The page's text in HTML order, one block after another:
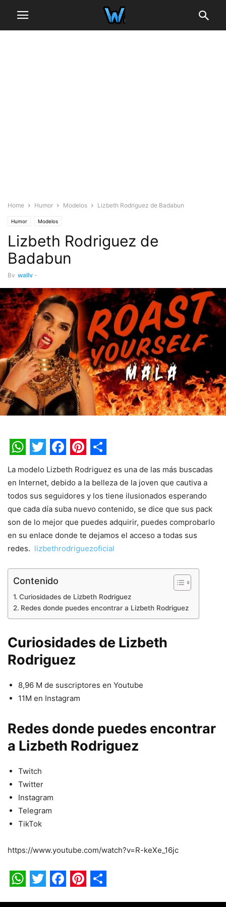
Home Humor Modelos Lizbeth Rodriguez de Badabun
Humor Modelos
Lizbeth Rodriguez de
Badabun
By wally -
WhatsApp
Twitter
Facebook
Pinterest
Share
La modelo Lizbeth Rodriguez es una de las más buscadas
en Internet, debido a la belleza de la joven que cautiva a
todos sus seguidores y los tiene ilusionados esperando
que cada día suba nuevo contenido, se dice que sus pack
son de lo mejor que puedes adquirir, puedes comprobarlo
en su enlace donde te dejamos el acceso a todas sus
redes. lizbethrodriguezoficial
Contenido
Curiosidades de Lizbeth Rodriguez
Redes donde puedes encontrar a Lizbeth Rodriguez
Curiosidades de Lizbeth
Rodriguez
8,96 M de suscriptores en Youtube
11M en Instagram
Redes donde puedes encontrar
a Lizbeth Rodriguez
Twitch
Twitter
Instagram
Telegram
TikTok
https://www.youtube.com/watch?v=R-keXe_16jc